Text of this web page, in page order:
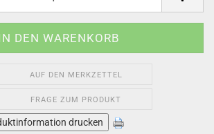
AUF DEN MERKZETTEL
FRAGE ZUM PRODUKT
drucken